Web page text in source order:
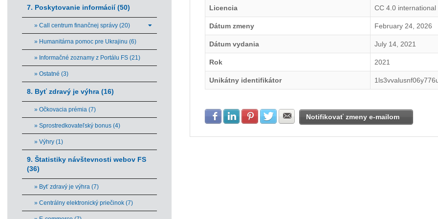
7. Poskytovanie informácií (50)
» Call centrum finančnej správy (20)
» Humanitárna pomoc pre Ukrajinu (6)
» Informačné zoznamy z Portálu FS (21)
» Ostatné (3)
8. Byť zdravý je výhra (16)
» Očkovacia prémia (7)
» Sprostredkovateľský bonus (4)
» Výhry (1)
9. Štatistiky návštevnosti webov FS
(36)
» Byť zdravý je výhra (7)
» Centrálny elektronický priečinok (7)
Licencia CC 4.0 international
Dátum zmeny February 24, 2026
Dátum vydania July 14, 2021
Rok 2021
Unikátny identifikátor
Zdielať na Facebook
Zdielať na LinkedIn
Zdielať na Pinterest
Zdielať na Twitter
Zdielať na E-mail
Notifikovať zmeny e-mailom